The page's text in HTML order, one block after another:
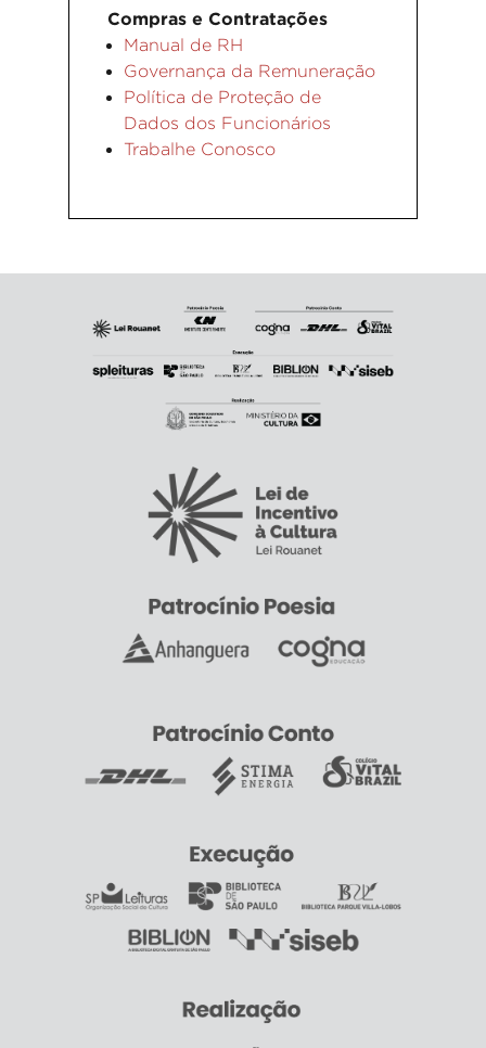
Compras e Contratações
Manual de RH
Governança da Remuneração
Política de Proteção de
Dados dos Funcionários
Trabalhe Conosco